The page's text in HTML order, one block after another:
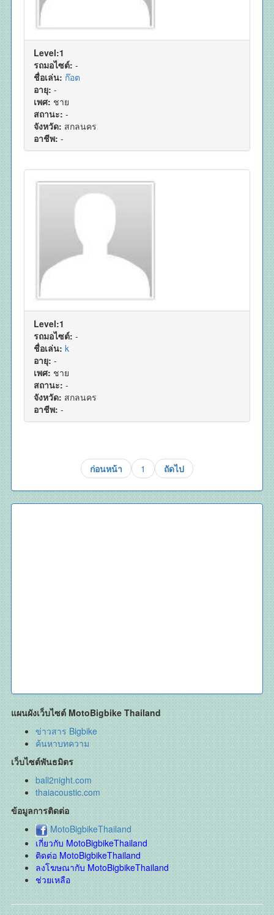
Level:1
รถมอไซต์: -
ชื่อเล่น: ก๊อต
อายุ: -
เพศ: ชาย
สถานะ: -
จังหวัด: สกลนคร
อาชีพ: -
Level:1
รถมอไซต์: -
ชื่อเล่น: k
อายุ: -
เพศ: ชาย
สถานะ: -
จังหวัด: สกลนคร
อาชีพ: -
ก่อนหน้า 1 ถัดไป
แผนผังเว็บไซต์ MotoBigbike Thailand
ข่าวสาร Bigbike
ค้นหาบทความ
เว็บไซต์พันธมิตร
ball2night.com
thaiacoustic.com
ข้อมูลการติดต่อ
MotoBigbikeThailand
เกี่ยวกับ MotoBigbikeThailand
ติดต่อ MotoBigbikeThailand
ลงโฆษณากับ MotoBigbikeThailand
ช่วยเหลือ